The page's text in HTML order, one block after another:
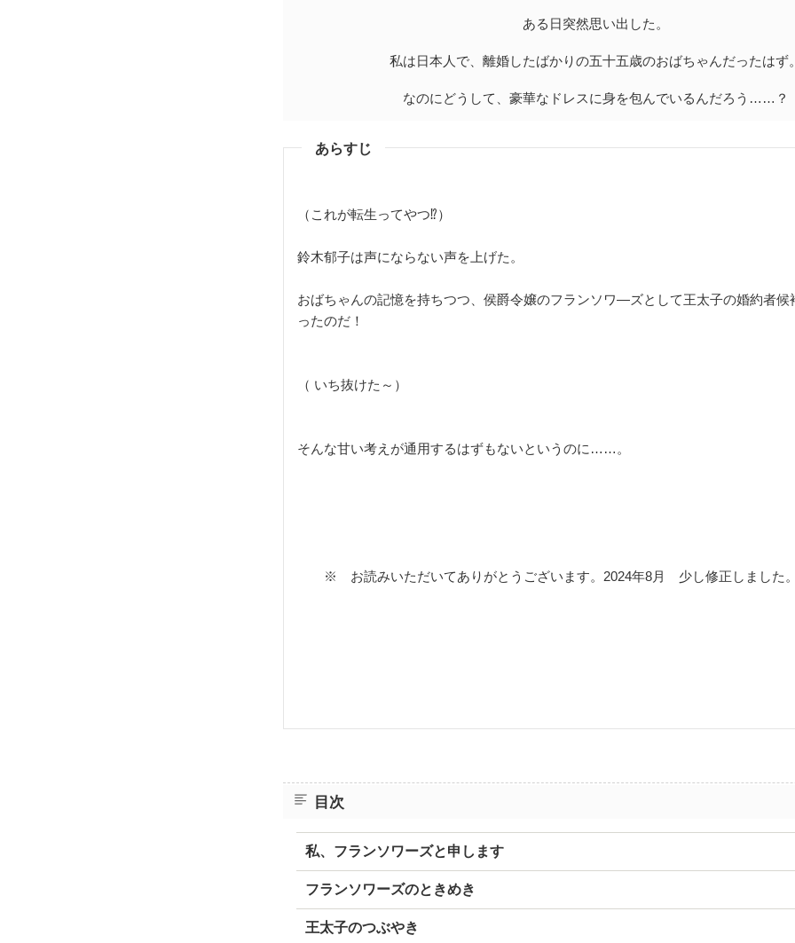
ある日突然思い出した。
私は日本人で、離婚したばかりの五十五歳のおばちゃんだったはず
なのにどうして、豪華なドレスに身を包んでいるんだろう……？
あらすじ
（これが転生ってやつ⁉）
鈴木郁子は声にならない声を上げた。
おばちゃんの記憶を持ちつつ、侯爵令嬢のフランソワ―ズとして王太子の婚約者候
ったのだ！
（ いち抜けた～）
そんな甘い考えが通用するはずもないというのに……。
※ お読みいただいてありがとうございます。2024年8月 少し修正しました
目次
私、フランソワーズと申します
フランソワーズのときめき
王太子のつぶやき